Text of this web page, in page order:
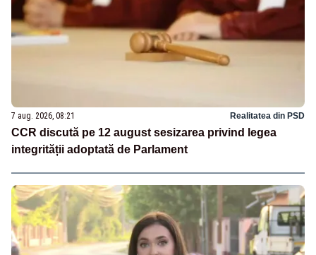
7 aug. 2026, 08:21 Realitatea din PSD
CCR discută pe 12 august sesizarea privind legea
integrității adoptată de Parlament